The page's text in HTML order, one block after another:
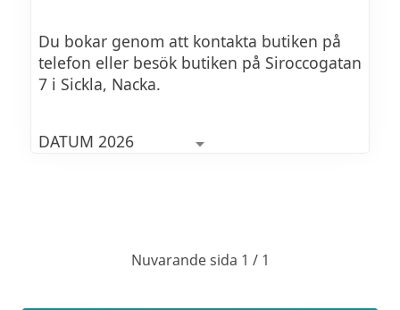
Du bokar genom att kontakta butiken på
telefon eller besök butiken på Siroccogatan
7 i Sickla, Nacka.
DATUM 2026
Nuvarande sida 1 / 1